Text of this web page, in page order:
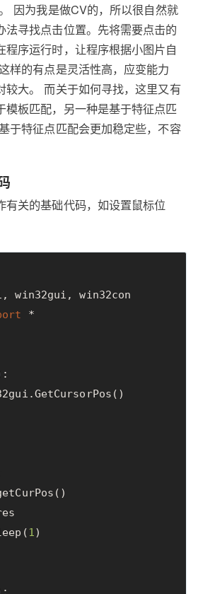
因为我是做CV的，所以很自然就
法寻找点击位置。先将需要点击的
程序运行时，让程序根据小图片自
样的有点是灵活性高，应变能力
较大。 而关于如何寻找，这里又有
模板匹配，另一种是基于特征点匹
于特征点匹配会更加稳定些，不容
有关的基础代码，如设置鼠标位
, win32gui ,
win32con
*
:
.GetCursorPos ()
()
(1)